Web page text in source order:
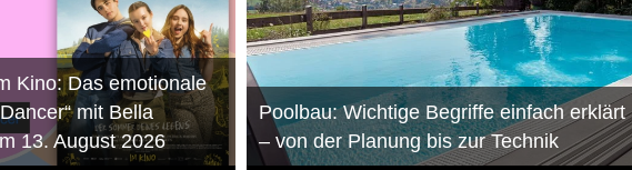
Kino: Das emotionale
mit Bella
13. August 2026
Poolbau: Wichtige Begriffe einfach erklärt
– von der Planung bis zur Technik